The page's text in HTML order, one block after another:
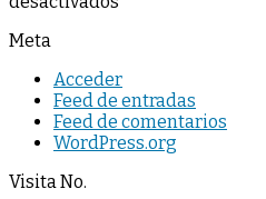
de
la
Campaña
de
Meta
Acceder
Feed de entradas
Feed de comentarios
WordPress.org
Visita No.